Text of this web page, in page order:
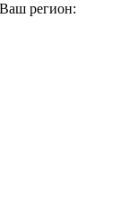
Ваш регион: